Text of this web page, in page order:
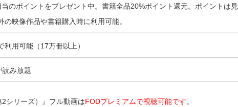
のポイントをプレゼント中。書籍全品20%ポイント還元。ポイントは見
の映像作品や書籍購入時に利用可能。
利用可能（17万冊以上）
読み放題
シリーズ）』フル動画はFODプレミアムで視聴可能です。